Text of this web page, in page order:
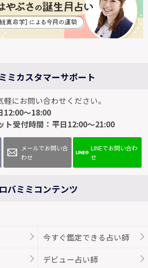
ミカスタマーサポート
にお問い合わせください。
12:00～18:00
ト受付時間：平日12:00～21:00
メールでお問い合
わせ
LINEでお問い合わ
せ
ロバミミコンテンツ
今すぐ鑑定できる占い師
デビュー占い師